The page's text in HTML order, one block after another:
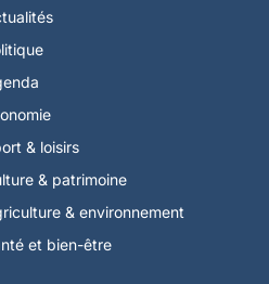
& loisirs
& patrimoine
& environnement
et bien-être